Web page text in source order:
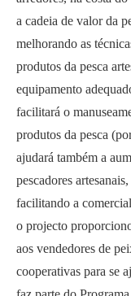
a cadeia de valor da
melhorando as
produtos da pesca
equipamento
facilitará o
produtos da pesca
ajudará também a
pescadores
facilitando a
o projecto
aos vendedores de
cooperativas para se